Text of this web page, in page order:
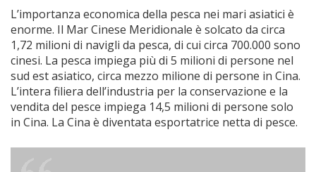
L’importanza economica della pesca nei mari asiatici è
enorme. Il Mar Cinese Meridionale è solcato da circa
1,72 milioni di navigli da pesca, di cui circa 700.000 sono
cinesi. La pesca impiega più di 5 milioni di persone nel
sud est asiatico, circa mezzo milione di persone in Cina.
L’intera filiera dell’industria per la conservazione e la
vendita del pesce impiega 14,5 milioni di persone solo
in Cina. La Cina è diventata esportatrice netta di pesce.